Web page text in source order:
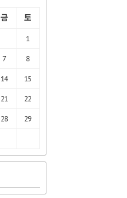
금 토
1
7
8
14
15
21
22
28
29